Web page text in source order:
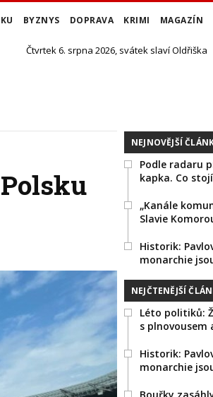
BYZNYS DOPRAVA KRIMI MAGAZÍN
Čtvrtek 6. srpna 2026, svátek slaví Oldřiška
NEJNOVĚJŠÍ
Podle radaru
kapka. Co
„Kanále
Slavie
Historik:
monarchie
NEJČTENĚJŠÍ
Léto politiků:
s plnovousem
Historik:
monarchie